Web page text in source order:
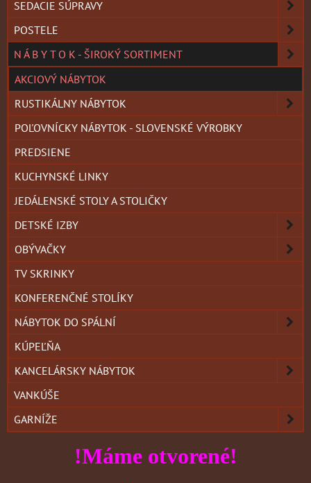
SEDACIE SÚPRAVY
POSTELE
N Á B Y T O K - ŠIROKÝ SORTIMENT
AKCIOVÝ NÁBYTOK
RUSTIKÁLNY NÁBYTOK
POĽOVNÍCKY NÁBYTOK - SLOVENSKÉ VÝROBKY
PREDSIENE
KUCHYNSKÉ LINKY
JEDÁLENSKÉ STOLY A STOLIČKY
DETSKÉ IZBY
OBÝVAČKY
TV SKRINKY
KONFERENČNÉ STOLÍKY
NÁBYTOK DO SPÁLNÍ
KÚPEĽŇA
KANCELÁRSKY NÁBYTOK
VANKÚŠE
GARNÍŽE
!Máme otvorené!